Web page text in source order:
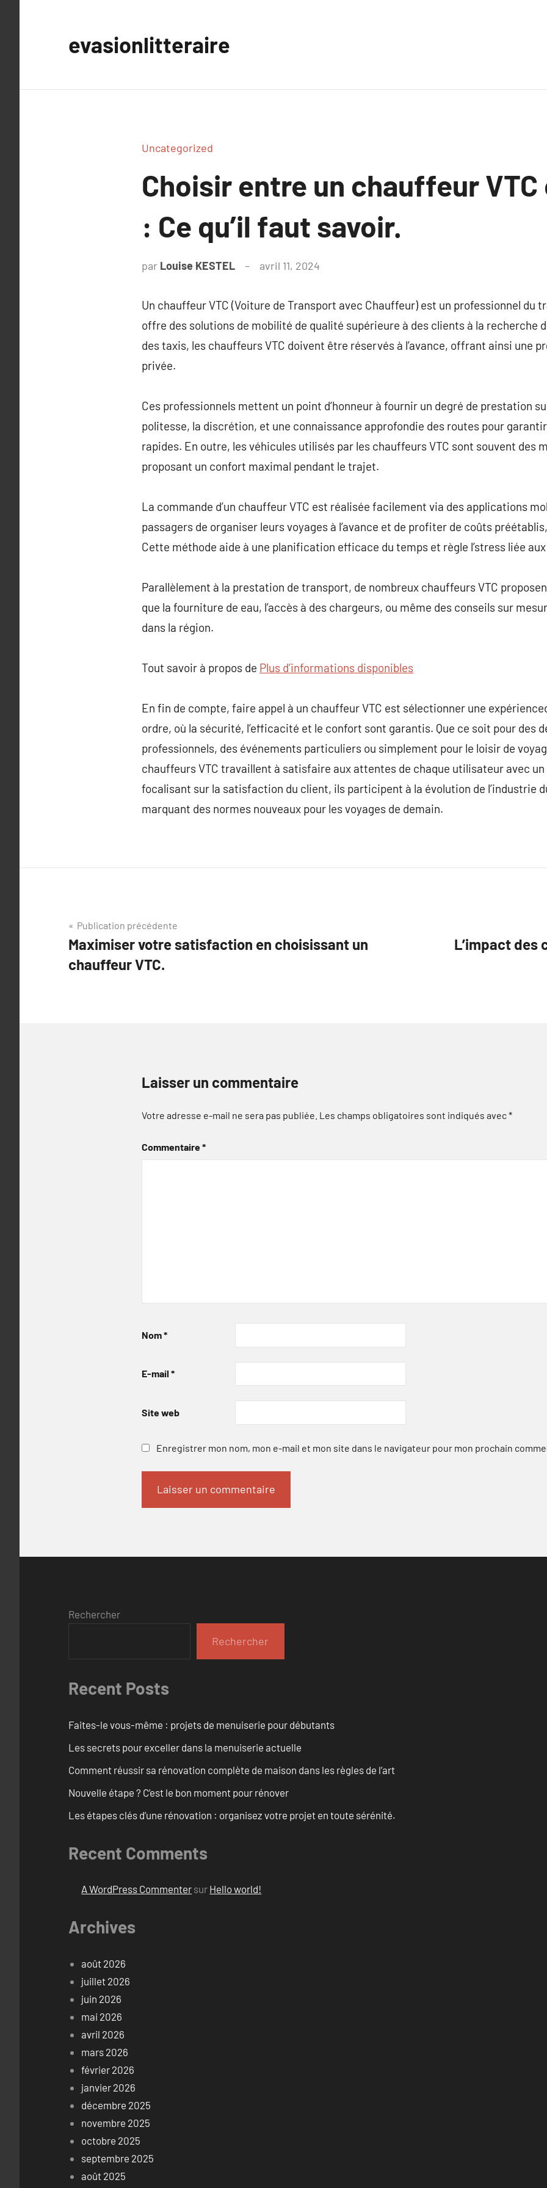
evasionlitteraire
Uncategorized
Choisir entre un chauffeur
: Ce qu’il faut savoir.
par Louise KESTEL avril 11, 2024
Un chauffeur VTC (Voiture de Transport avec Chauffeur) est un professionnel du
offre des solutions de mobilité de qualité supérieure à des clients à la recherche
des taxis, les chauffeurs VTC doivent être réservés à l’avance, offrant ainsi une
privée.
Ces professionnels mettent un point d’honneur à fournir un degré de prestation
politesse, la discrétion, et une connaissance approfondie des routes pour
rapides. En outre, les véhicules utilisés par les chauffeurs VTC sont souvent des
proposant un confort maximal pendant le trajet.
La commande d’un chauffeur VTC est réalisée facilement via des applications
passagers de organiser leurs voyages à l’avance et de profiter de coûts
Cette méthode aide à une planification efficace du temps et règle l’stress liée
Parallèlement à la prestation de transport, de nombreux chauffeurs VTC
que la fourniture de eau, l’accès à des chargeurs, ou même des conseils sur
dans la région.
Tout savoir à propos de Plus d’informations disponibles
En fin de compte, faire appel à un chauffeur VTC est sélectionner une
ordre, où la sécurité, l’efficacité et le confort sont garantis. Que ce soit pour des
professionnels, des événements particuliers ou simplement pour le loisir de
chauffeurs VTC travaillent à satisfaire aux attentes de chaque utilisateur avec
focalisant sur la satisfaction du client, ils participent à la évolution de l’industrie
marquant des normes nouveaux pour les voyages de demain.
Navigation
de
l’article
Publication précédente
Maximiser votre satisfaction en choisissant un
chauffeur VTC.
L’impact des
Laisser un commentaire
Votre adresse e-mail ne sera pas publiée. Les champs obligatoires sont indiqués avec*
Commentaire*
Nom*
E-mail *
Site web
Enregistrer mon nom, mon e-mail et mon site dans le navigateur pour mon prochain
Rechercher
Rechercher
Recent Posts
Faites-le vous-même : projets de menuiserie pour débutants
Les secrets pour exceller dans la menuiserie actuelle
Comment réussir sa rénovation complète de maison dans les règles de l’art
Nouvelle étape ? C’est le bon moment pour rénover
Les étapes clés d’une rénovation : organisez votre projet en toute sérénité.
Recent Comments
A WordPress Commenter sur Hello world!
Archives
août 2026
juillet 2026
juin 2026
mai 2026
avril 2026
mars 2026
février 2026
janvier 2026
décembre 2025
novembre 2025
octobre 2025
septembre 2025
août 2025